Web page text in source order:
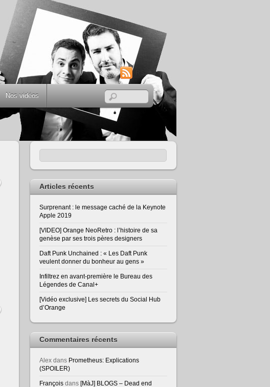
RSS
Nos vidéos
Articles récents
Surprenant : le message caché de la Keynote
Apple 2019
[VIDEO] Orange NeoRetro : l’histoire de sa
genèse par ses trois pères designers
Daft Punk Unchained : « Les Daft Punk
veulent donner du bonheur au gens »
Infiltrez en avant-première le Bureau des
Légendes de Canal+
[Vidéo exclusive] Les secrets du Social Hub
d’Orange
Commentaires récents
Alex dans Prometheus: Explications
(SPOILER)
François dans [MàJ] BLOGS – Dead end